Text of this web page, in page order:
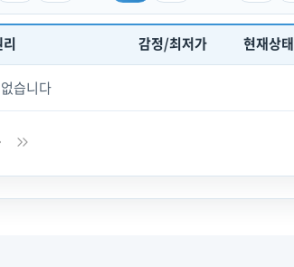
감정/최저가 현재상태
습니다